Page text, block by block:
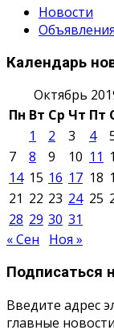
Новости
Объявления
Календарь
Октябрь
Пн Вт Ср Чт Пт
1
2 3 4
7
8 9 10 11
14 15 16 17 18
21 22 23 24 25
28 29 30 31
« Сен
Ноя »
Подписаться
Введите адрес
главные